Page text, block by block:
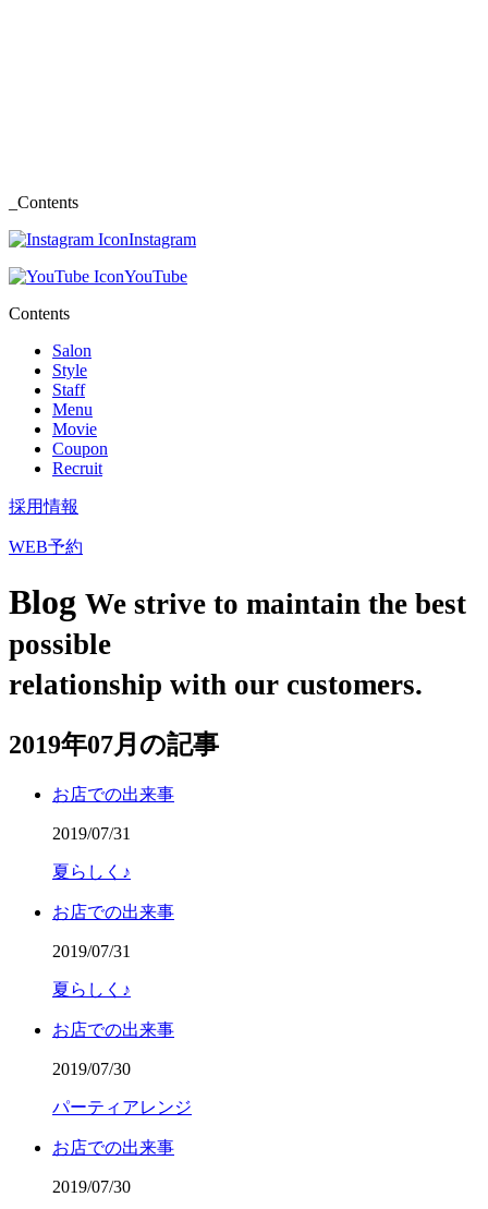
_Contents
Instagram
YouTube
Contents
Salon
Style
Staff
Menu
Movie
Coupon
Recruit
採用情報
WEB予約
Blog We strive to maintain the best
possible
relationship with our customers.
2019年07月の記事
お店での出来事
2019/07/31
夏らしく♪
お店での出来事
2019/07/31
夏らしく♪
お店での出来事
2019/07/30
パーティアレンジ
お店での出来事
2019/07/30